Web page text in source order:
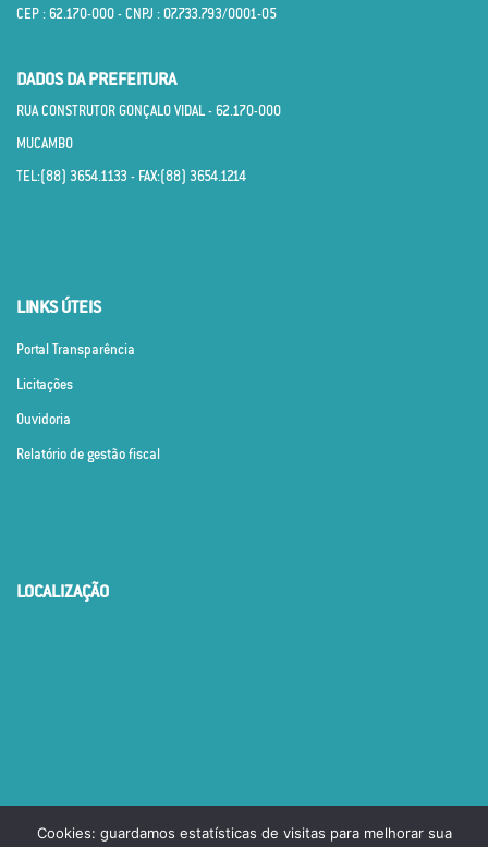
CEP : 62.170­-000 - CNPJ : 07.733.793/0001­-05
DADOS DA PREFEITURA
RUA CONSTRUTOR GONÇALO VIDAL - 62.170­-000
MUCAMBO
TEL:(88) 3654.1133 - FAX:(88) 3654.1214
LINKS ÚTEIS
Portal Transparência
Licitações
Ouvidoria
Relatório de gestão fiscal
LOCALIZAÇÃO
Cookies: guardamos estatísticas de visitas para melhorar sua